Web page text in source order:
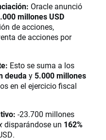
Oracle anunció
millones USD
de acciones,
de acciones por
Esto se suma a los
deuda y 5.000 millones
en el ejercicio fiscal
-23.700 millones
disparándose un 162%